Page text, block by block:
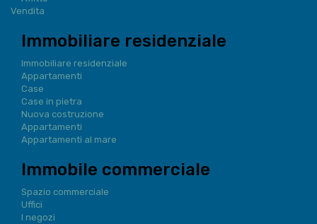
Vendita
Immobiliare residenziale
Immobiliare residenziale
Appartamenti
Case
Case in pietra
Nuova costruzione
Appartamenti
Appartamenti al mare
Immobile commerciale
Spazio commerciale
Uffici
I negozi